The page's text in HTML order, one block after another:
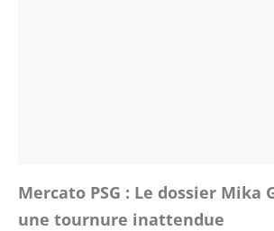
Mercato PSG : Le dossier Mika
une tournure inattendue